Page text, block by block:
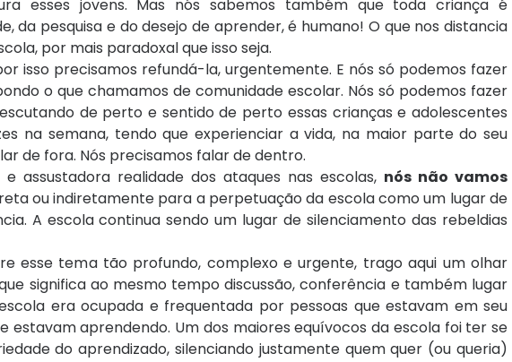
esses jovens. Mas nós sabemos também que toda criança é
da pesquisa e do desejo de aprender, é humano! O que nos distancia
por mais paradoxal que isso seja.
isso precisamos refundá-la, urgentemente. E nós só podemos fazer
o que chamamos de comunidade escolar. Nós só podemos fazer
de perto e sentido de perto essas crianças e adolescentes
na semana, tendo que experienciar a vida, na maior parte do seu
de fora. Nós precisamos falar de dentro.
assustadora realidade dos ataques nas escolas, nós não vamos
ou indiretamente para a perpetuação da escola como um lugar de
A escola continua sendo um lugar de silenciamento das rebeldias
esse tema tão profundo, complexo e urgente, trago aqui um olhar
significa ao mesmo tempo discussão, conferência e também lugar
era ocupada e frequentada por pessoas que estavam em seu
aprendendo. Um dos maiores equívocos da escola foi ter se
do aprendizado, silenciando justamente quem quer (ou queria)